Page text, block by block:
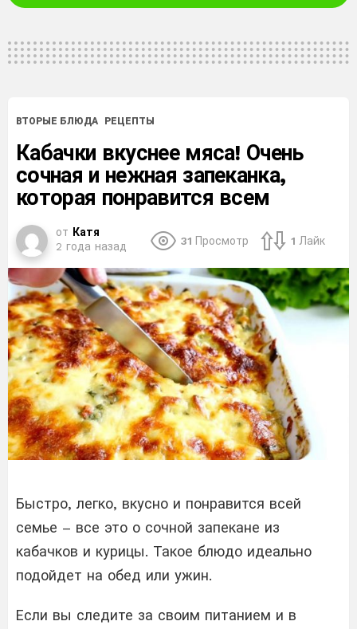
ВТОРЫЕ БЛЮДА РЕЦЕПТЫ
Кабачки вкуснее мяса! Очень
сочная и нежная запеканка,
которая понравится всем
от Катя
2 года назад
31 Просмотр 1 Лайк
Быстро, легко, вкусно и понравится всей
семье – все это о сочной запекане из
кабачков и курицы. Такое блюдо идеально
подойдет на обед или ужин.
Если вы следите за своим питанием и в